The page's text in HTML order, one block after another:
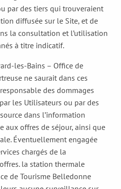
par des tiers qui trouveraient
diffusée sur le Site, et de
la consultation et l’utilisation
à titre indicatif.
les-Bains – Office de
ne saurait dans ces
des dommages
les Utilisateurs ou par des
dans l’information
aux offres de séjour, ainsi que
Éventuellement engagée
chargés de la
la station thermale
de Tourisme Belledonne